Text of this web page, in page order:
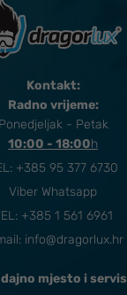
Kontakt:
Radno vrijeme:
Ponedjeljak - Petak
10:00 - 18:00​h
+385 95 377 6730
Viber Whatsapp
+385 1 561 6961
info@dragorlux.hr
mjesto i servis